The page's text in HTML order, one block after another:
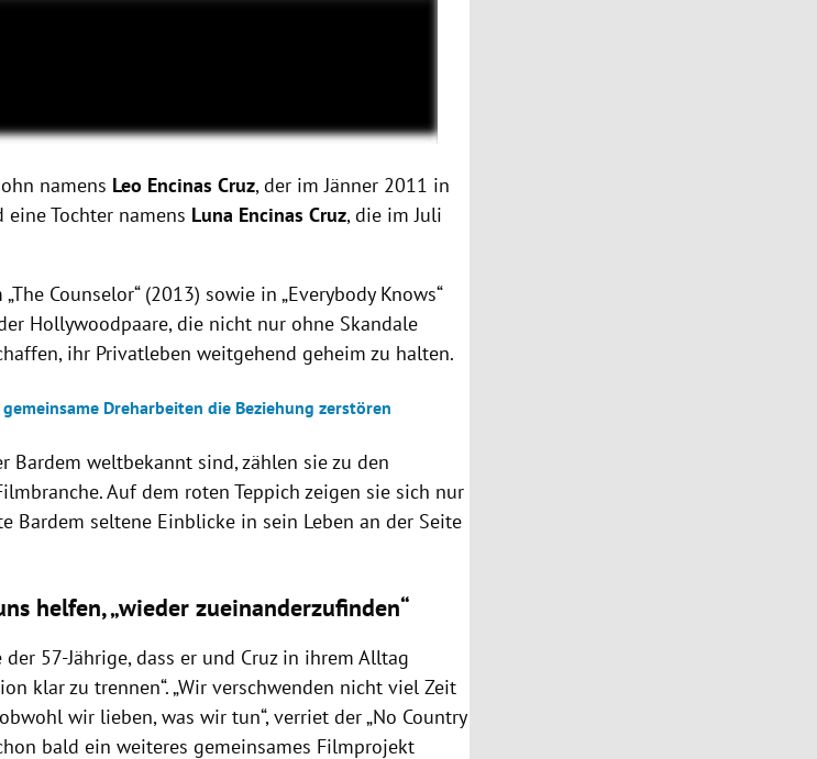
namens Leo Encinas Cruz, der im Jänner 2011 in
eine Tochter namens Luna Encinas Cruz, die im Juli
Counselor“ (2013) sowie in „Everybody Knows“
Hollywoodpaare, die nicht nur ohne Skandale
ihr Privatleben weitgehend geheim zu halten.
Dreharbeiten die Beziehung zerstören
Bardem weltbekannt sind, zählen sie zu den
Auf dem roten Teppich zeigen sie sich nur
Bardem seltene Einblicke in sein Leben an der Seite
helfen, „wieder zueinanderzufinden“
der 57-Jährige, dass er und Cruz in ihrem Alltag
klar zu trennen“. „Wir verschwenden nicht viel Zeit
wir lieben, was wir tun“, verriet der „No Country
bald ein weiteres gemeinsames Filmprojekt